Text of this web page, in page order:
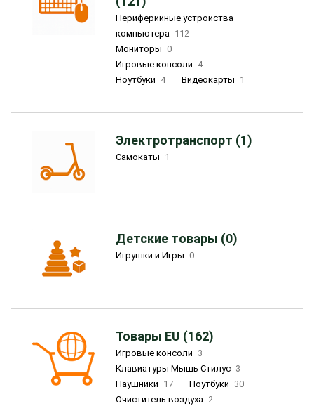
Периферийные устройства
компьютера 112
Мониторы 0
Игровые консоли 4
Ноутбуки 4 Видеокарты 1
Электротранспорт (1)
Самокаты 1
Детские товары (0)
Игрушки и Игры 0
Товары EU (162)
Игровые консоли 3
Клавиатуры Мышь Стилус 3
Наушники 17 Ноутбуки 30
Очиститель воздуха 2